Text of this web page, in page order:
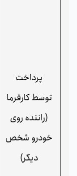
پرداخت
توسط کارفرما
(راننده روی
خودرو شخص
دیگر)